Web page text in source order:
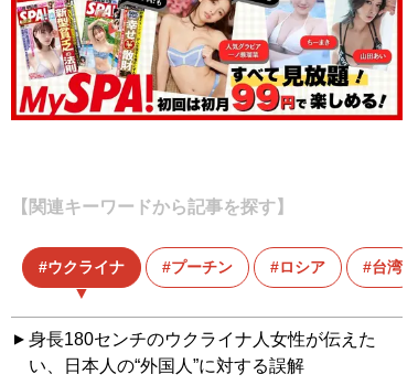
【関連キーワードから記事を探す】
ウクライナ プーチン ロシア 台湾
身長180センチのウクライナ人女性が伝えた
い、日本人の“外国人”に対する誤解